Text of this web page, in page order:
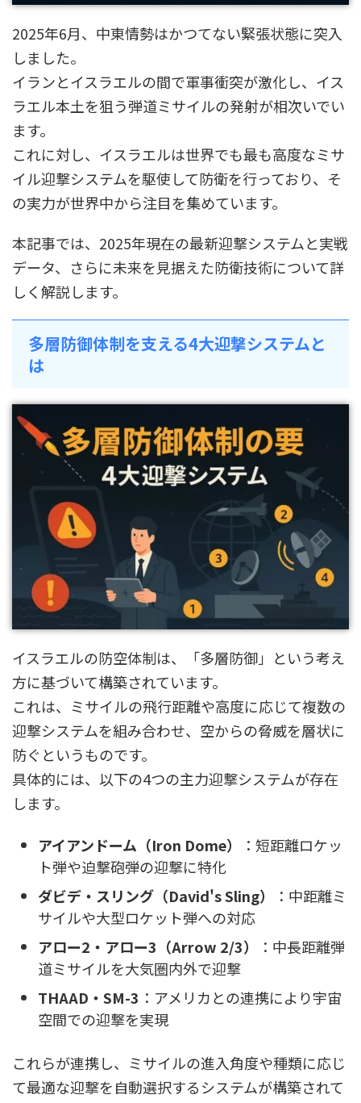
2025年6月、中東情勢はかつてない緊張状態に突入
しました。
イランとイスラエルの間で軍事衝突が激化し、イス
ラエル本土を狙う弾道ミサイルの発射が相次いでい
ます。
これに対し、イスラエルは世界でも最も高度なミサ
イル迎撃システムを駆使して防衛を行っており、そ
の実力が世界中から注目を集めています。
本記事では、2025年現在の最新迎撃システムと実戦
データ、さらに未来を見据えた防衛技術について詳
しく解説します。
多層防御体制を支える4大迎撃システムと
は
イスラエルの防空体制は、「多層防御」という考え
方に基づいて構築されています。
これは、ミサイルの飛行距離や高度に応じて複数の
迎撃システムを組み合わせ、空からの脅威を層状に
防ぐというものです。
具体的には、以下の4つの主力迎撃システムが存在
します。
アイアンドーム（Iron Dome）
：短距離ロケッ
ト弾や迫撃砲弾の迎撃に特化
ダビデ・スリング（David's Sling）
：中距離ミ
サイルや大型ロケット弾への対応
アロー2・アロー3（Arrow 2/3）
：中長距離弾
道ミサイルを大気圏内外で迎撃
THAAD・SM-3 ：アメリカとの連携により宇宙
空間での迎撃を実現
これらが連携し、ミサイルの進入角度や種類に応じ
て最適な迎撃を自動選択するシステムが構築されて